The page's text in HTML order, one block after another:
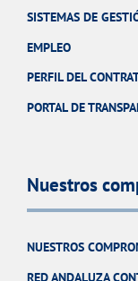
SISTEMAS DE
EMPLEO
PERFIL DEL
PORTAL DE
Nuestros
NUESTROS